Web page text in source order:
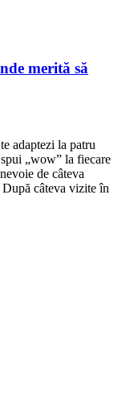
merită să
adaptezi la patru
„wow” la fiecare
de câteva
câteva vizite în